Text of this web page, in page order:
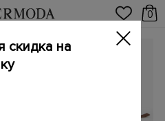
0
скидка на